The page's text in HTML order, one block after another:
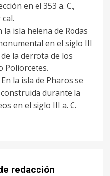
en el 353 a. C.,
la isla helena de Rodas
en el siglo III
la derrota de los
Poliorcetes.
En la isla de Pharos se
durante la
en el siglo III a. C.
redacción